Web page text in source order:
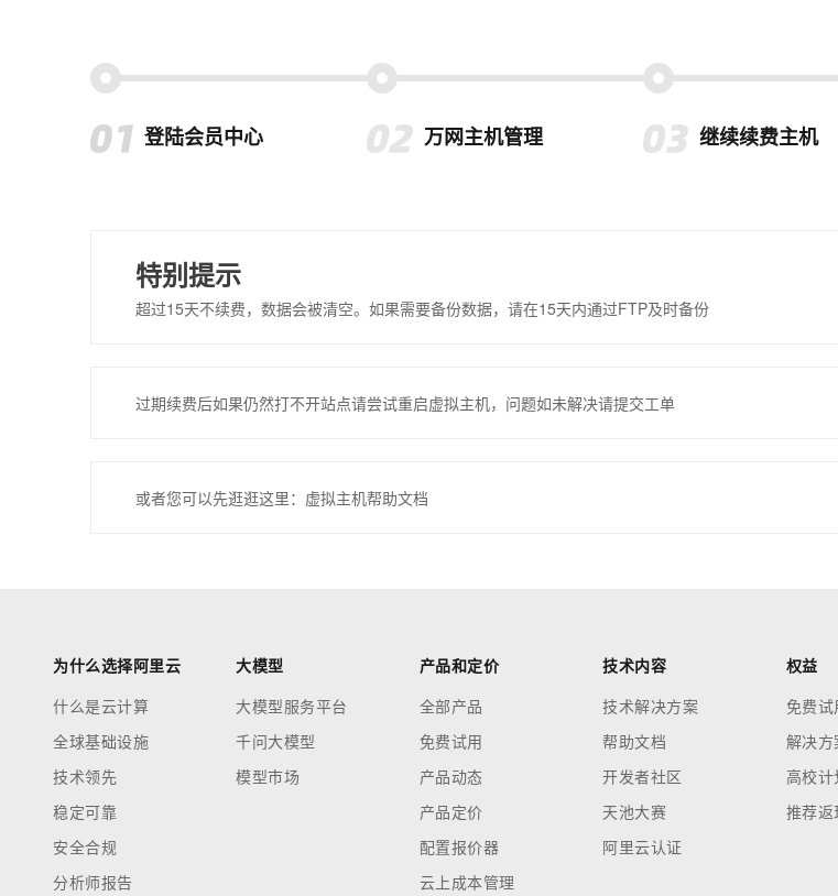
登陆会员中心 万网主机管理 继续续费主机
特别提示
超过15天不续费，数据会被清空。如果需要备份数据，请在15天内通过FTP及时备份
过期续费后如果仍然打不开站点请尝试重启虚拟主机，问题如未解决请提交工单
或者您可以先逛逛这里：虚拟主机帮助文档